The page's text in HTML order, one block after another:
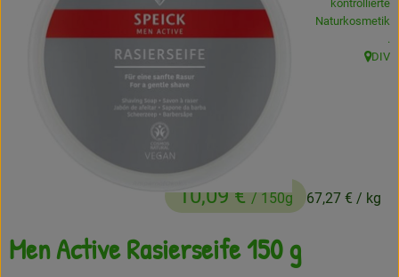
Frisches
Haltbares
Getränke
Men Active Rasierseife 150 g
10,09 €/ 150g 67,27 € / kg
kontrollierte
Naturkosmetik
.
,
DIV